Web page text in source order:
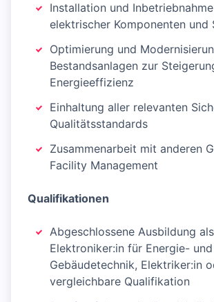
Installation und
elektrischer Komponenten und
Optimierung und
Bestandsanlagen zur
Energieeffizienz
Einhaltung aller relevanten
Qualitätsstandards
Zusammenarbeit mit anderen
Facility Management
Qualifikationen
Abgeschlossene Ausbildung als
Elektroniker:in für Energie- und
Gebäudetechnik, Elektriker:in
vergleichbare Qualifikation